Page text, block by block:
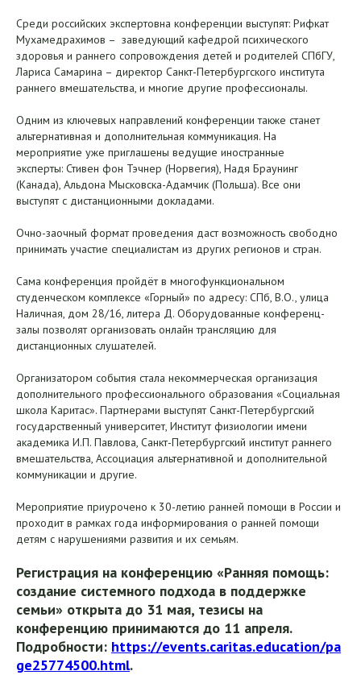
Среди российских экспертовна конференции выступят: Рифкат
Мухамедрахимов – заведующий кафедрой психического
здоровья и раннего сопровождения детей и родителей СПбГУ,
Лариса Самарина – директор Санкт-Петербургского института
раннего вмешательства, и многие другие профессионалы.
Одним из ключевых направлений конференции также станет
альтернативная и дополнительная коммуникация. На
мероприятие уже приглашены ведущие иностранные
эксперты: Стивен фон Тэчнер (Норвегия), Надя Браунинг
(Канада), Альдона Мысковска-Адамчик (Польша). Все они
выступят с дистанционными докладами.
Очно-заочный формат проведения даст возможность свободно
принимать участие специалистам из других регионов и стран.
Сама конференция пройдёт в многофункциональном
студенческом комплексе «Горный» по адресу: СПб, В.О., улица
Наличная, дом 28/16, литера Д. Оборудованные конференц-
залы позволят организовать онлайн трансляцию для
дистанционных слушателей.
Организатором события стала некоммерческая организация
дополнительного профессионального образования «Социальная
школа Каритас». Партнерами выступят Санкт-Петербургский
государственный университет, Институт физиологии имени
академика И.П. Павлова, Санкт-Петербургский институт раннего
вмешательства, Ассоциация альтернативной и дополнительной
коммуникации и другие.
Мероприятие приурочено к 30-летию ранней помощи в России и
проходит в рамках года информирования о ранней помощи
детям с нарушениями развития и их семьям.
Регистрация на конференцию «Ранняя помощь:
создание системного подхода в поддержке
семьи» открыта до 31 мая, тезисы на
конференцию принимаются до 11 апреля.
Подробности: https://events.caritas.education/pa
ge25774500.html.